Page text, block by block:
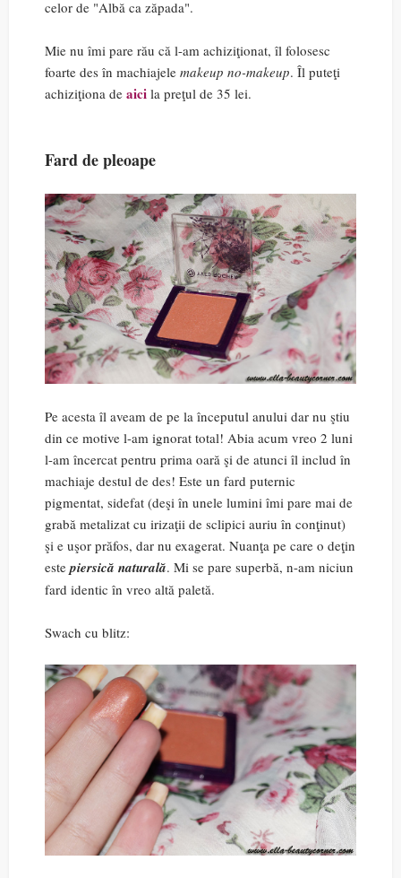
celor de "Albă ca zăpada".
Mie nu îmi pare rău că l-am achiziţionat, îl folosesc
foarte des în machiajele makeup no-makeup. Îl puteţi
achiziţiona de aici la preţul de 35 lei.
Fard de pleoape
Pe acesta îl aveam de pe la începutul anului dar nu ştiu
din ce motive l-am ignorat total! Abia acum vreo 2 luni
l-am încercat pentru prima oară şi de atunci îl includ în
machiaje destul de des! Este un fard puternic
pigmentat, sidefat (deşi în unele lumini îmi pare mai de
grabă metalizat cu irizaţii de sclipici auriu în conţinut)
şi e uşor prăfos, dar nu exagerat. Nuanţa pe care o deţin
este piersică naturală. Mi se pare superbă, n-am niciun
fard identic în vreo altă paletă.
Swach cu blitz: